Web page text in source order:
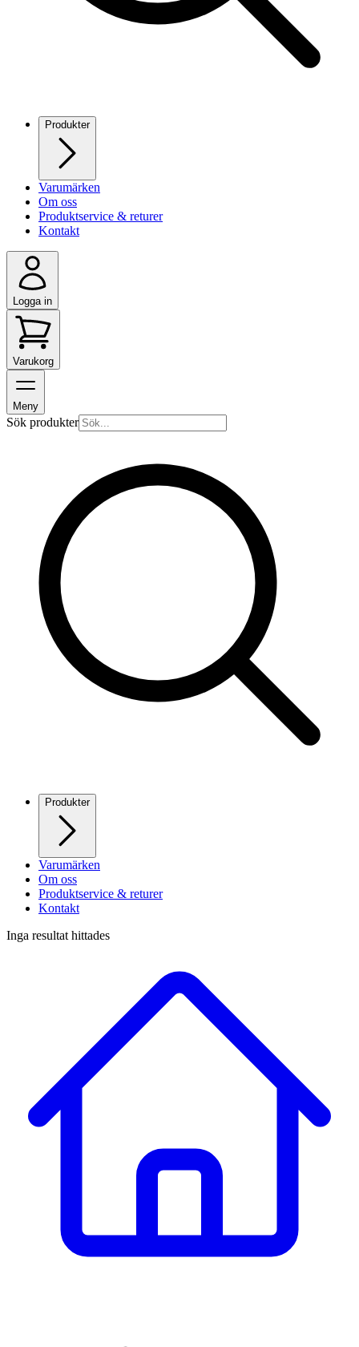
Produkter
Varumärken
Om oss
Produktservice & returer
Kontakt
Logga in
Varukorg
Meny
Sök produkter
Produkter
Varumärken
Om oss
Produktservice & returer
Kontakt
Inga resultat hittades